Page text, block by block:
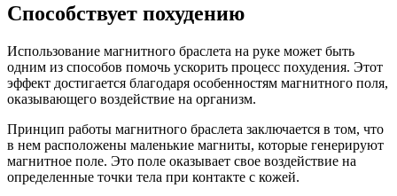
Способствует похудению
Использование магнитного браслета на руке может быть
одним из способов помочь ускорить процесс похудения. Этот
эффект достигается благодаря особенностям магнитного поля,
оказывающего воздействие на организм.
Принцип работы магнитного браслета заключается в том, что
в нем расположены маленькие магниты, которые генерируют
магнитное поле. Это поле оказывает свое воздействие на
определенные точки тела при контакте с кожей.